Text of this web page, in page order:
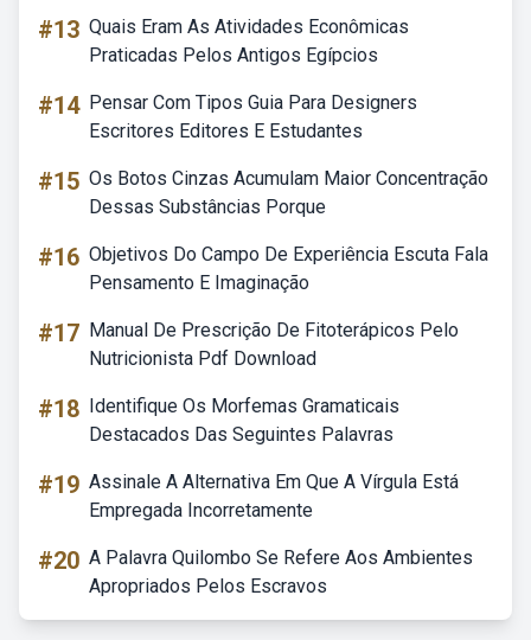
#13 Quais Eram As Atividades Econômicas
Praticadas Pelos Antigos Egípcios
#14 Pensar Com Tipos Guia Para Designers
Escritores Editores E Estudantes
#15 Os Botos Cinzas Acumulam Maior Concentração
Dessas Substâncias Porque
#16 Objetivos Do Campo De Experiência Escuta Fala
Pensamento E Imaginação
#17 Manual De Prescrição De Fitoterápicos Pelo
Nutricionista Pdf Download
#18 Identifique Os Morfemas Gramaticais
Destacados Das Seguintes Palavras
#19 Assinale A Alternativa Em Que A Vírgula Está
Empregada Incorretamente
#20 A Palavra Quilombo Se Refere Aos Ambientes
Apropriados Pelos Escravos